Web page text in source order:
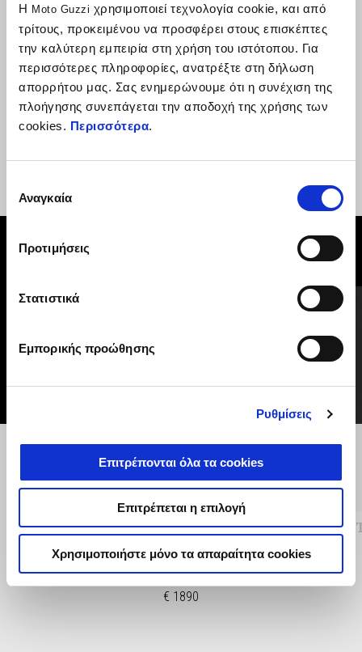
Η Moto Guzzi χρησιμοποιεί τεχνολογία cookie, και από
τρίτους, προκειμένου να προσφέρει στους επισκέπτες
την καλύτερη εμπειρία στη χρήση του ιστότοπου. Για
περισσότερες πληροφορίες, ανατρέξτε στη δήλωση
απορρήτου μας. Σας ενημερώνουμε ότι η συνέχιση της
πλοήγησης συνεπάγεται την αποδοχή της χρήσης των
cookies. Περισσότερα.
συγκατάθεσης
Αναγκαία
Προτιμήσεις
Στατιστικά
Εμπορικής προώθησης
Ρυθμίσεις
Επιτρέπονται όλα τα cookies
Επιτρέπεται η επιλογή
Χρησιμοποιήστε μόνο τα απαραίτητα cookies
και χαμηλή κατανάλωση ενέργειας. Στον κωδικό
περιλαμβάνεται τηλεχειριστήριο. Η σειρήνα ενεργοποιείται
χάρη στον αισθητήρα κίνησης που διαθέτει. Το κιτ
εγκατάστασης πωλείται ξεχωριστά.
Προηγούμενο
SKETCH BIKE KIT - LA NORMALE
€ 1890